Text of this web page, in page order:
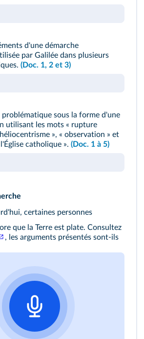
d'une démarche
par Galilée dans plusieurs
(Doc. 1, 2 et 3)
problématique sous la forme d'une
utilisant les mots « rupture
», « observation » et
catholique ». (Doc. 1 à 5)
certaines personnes
que la Terre est plate. Consultez
, les arguments présentés sont‑ils